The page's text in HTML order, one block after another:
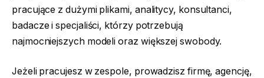
pracujące z dużymi plikami, analitycy, konsultanci,
badacze i specjaliści, którzy potrzebują
najmocniejszych modeli oraz większej swobody.
Jeżeli pracujesz w zespole, prowadzisz firmę, agencję,